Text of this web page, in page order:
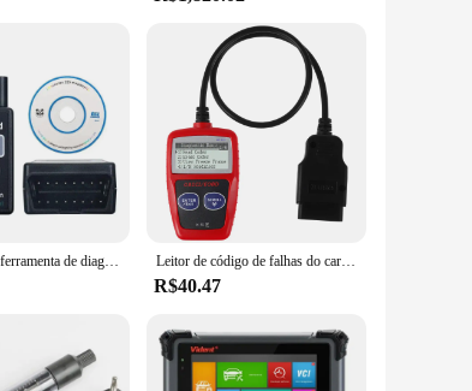
Elm327 carro ferramenta de diagnóstico, Bluetooth v1.5, scanner OBD2, leitor de código, para Android, Windows, Symbian, Inglês Leitor de código de falhas do carro scanner de diagnóstico do motor obd2 ler e apagar código de falhas ver dados de congelamento pode ferramenta de diagnóstico
R$40.47